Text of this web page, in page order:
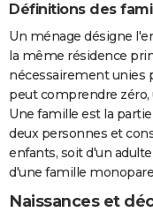
Définitions des
Un ménage désigne
la même résidence
nécessairement unies
peut comprendre zéro,
Une famille est la
deux personnes et
enfants, soit d'un
d'une famille
Naissances et